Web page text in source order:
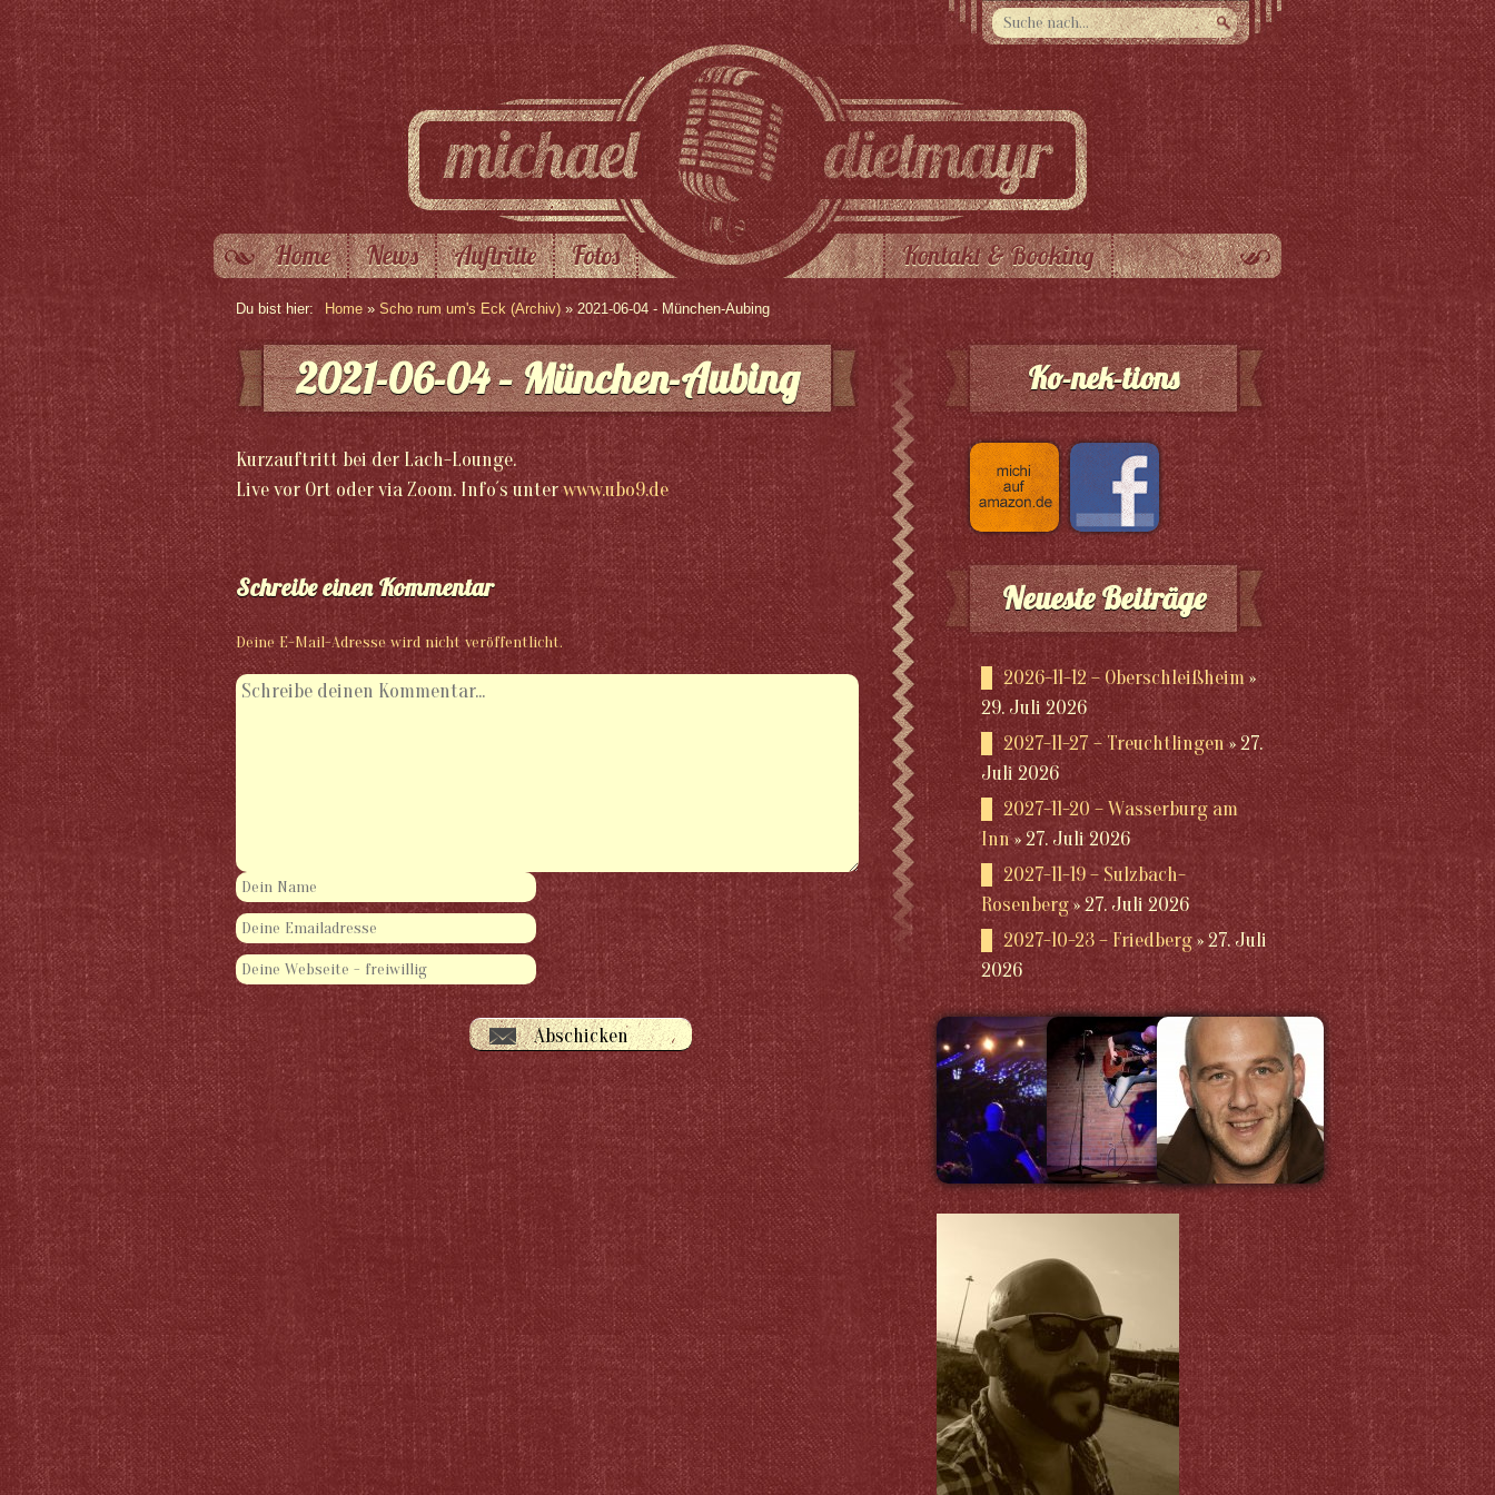
Home News Auftritte Fotos Kontakt & Booking
Du bist hier: Home» Scho rum um's Eck (Archiv)» 2021-06-04 - München-Aubing
2021-06-04 – München-Aubing
Kurzauftritt bei der Lach-Lounge.
Live vor Ort oder via Zoom. Info´s unterwww.ubo9.de
Schreibe einen Kommentar
Deine E-Mail-Adresse wird nicht veröffentlicht.
Ko-nek-tions
Neueste Beiträge
2026-11-12 – Oberschleißheim
29. Juli 2026
2027-11-27 – Treuchtlingen
27.
Juli 2026
2027-11-20 – Wasserburg am
Inn
27. Juli 2026
2027-11-19 – Sulzbach-
Rosenberg
27. Juli 2026
2027-10-23 – Friedberg
27. Juli
2026